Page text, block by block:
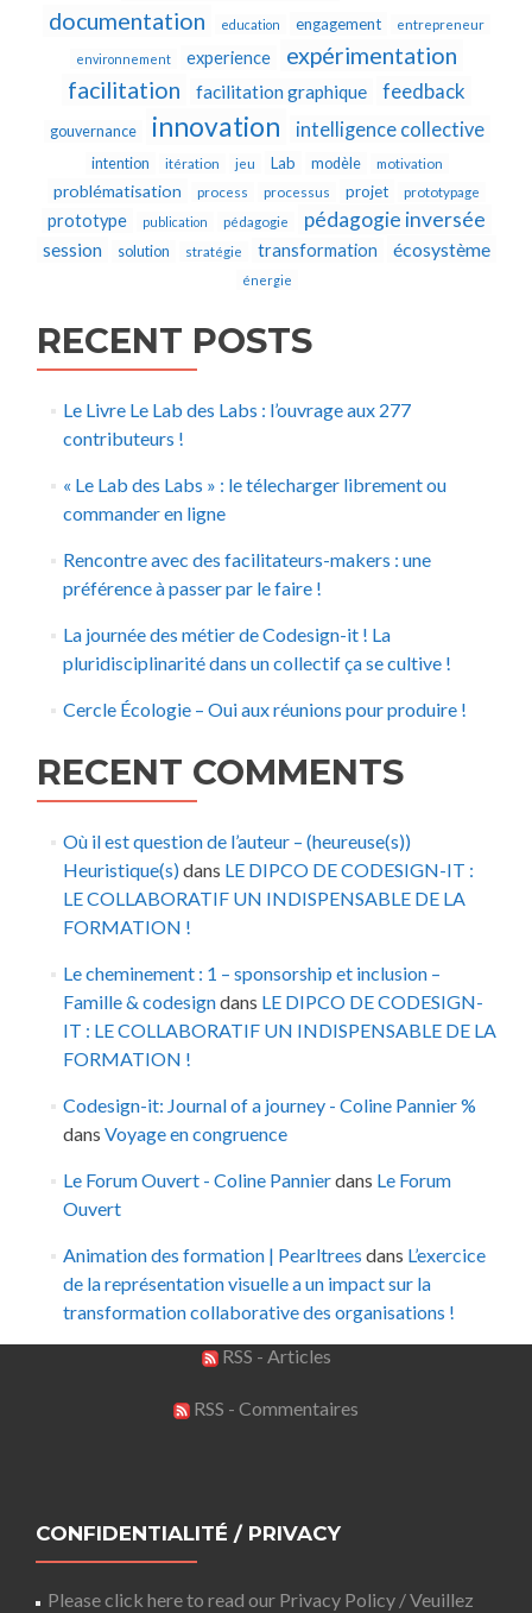
documentation education engagement entrepreneur
environnement experience
expérimentation
facilitation
facilitation graphique feedback
gouvernance innovation intelligence collective
intention itération jeu Lab modèle motivation
problématisation process processus projet prototypage
prototype publication pédagogie pédagogie inversée
session solution stratégie transformation écosystème
énergie
RECENT POSTS
Le Livre Le Lab des Labs : l’ouvrage aux 277
contributeurs !
« Le Lab des Labs » : le télecharger librement ou
commander en ligne
Rencontre avec des facilitateurs-makers : une
préférence à passer par le faire !
La journée des métier de Codesign-it ! La
pluridisciplinarité dans un collectif ça se cultive !
Cercle Écologie – Oui aux réunions pour produire !
RECENT COMMENTS
Où il est question de l’auteur – (heureuse(s))
Heuristique(s)dans LE DIPCO DE CODESIGN-IT :
LE COLLABORATIF UN INDISPENSABLE DE LA
FORMATION !
Le cheminement : 1 – sponsorship et inclusion –
Famille & codesigndans LE DIPCO DE CODESIGN-
IT : LE COLLABORATIF UN INDISPENSABLE DE LA
FORMATION !
Codesign-it: Journal of a journey - Coline Pannier %
dans Voyage en congruence
Le Forum Ouvert - Coline Pannierdans Le Forum
Ouvert
Animation des formation | Pearltrees dans L’exercice
de la représentation visuelle a un impact sur la
transformation collaborative des organisations !
RSS - Articles
RSS - Commentaires
CONFIDENTIALITÉ / PRIVACY
Please click here to read our Privacy Policy / Veuillez